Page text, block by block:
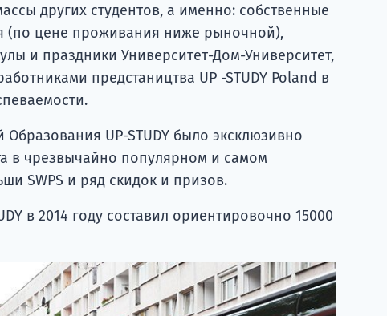
других студентов, а именно: собственные
(по цене проживания ниже рыночной),
и праздники Университет-Дом-Университет,
предстаництва UP -STUDY Poland в
UP-STUDY было эксклюзивно
в чрезвычайно популярном и самом
SWPS и ряд скидок и призов.
в 2014 году составил ориентировочно 15000